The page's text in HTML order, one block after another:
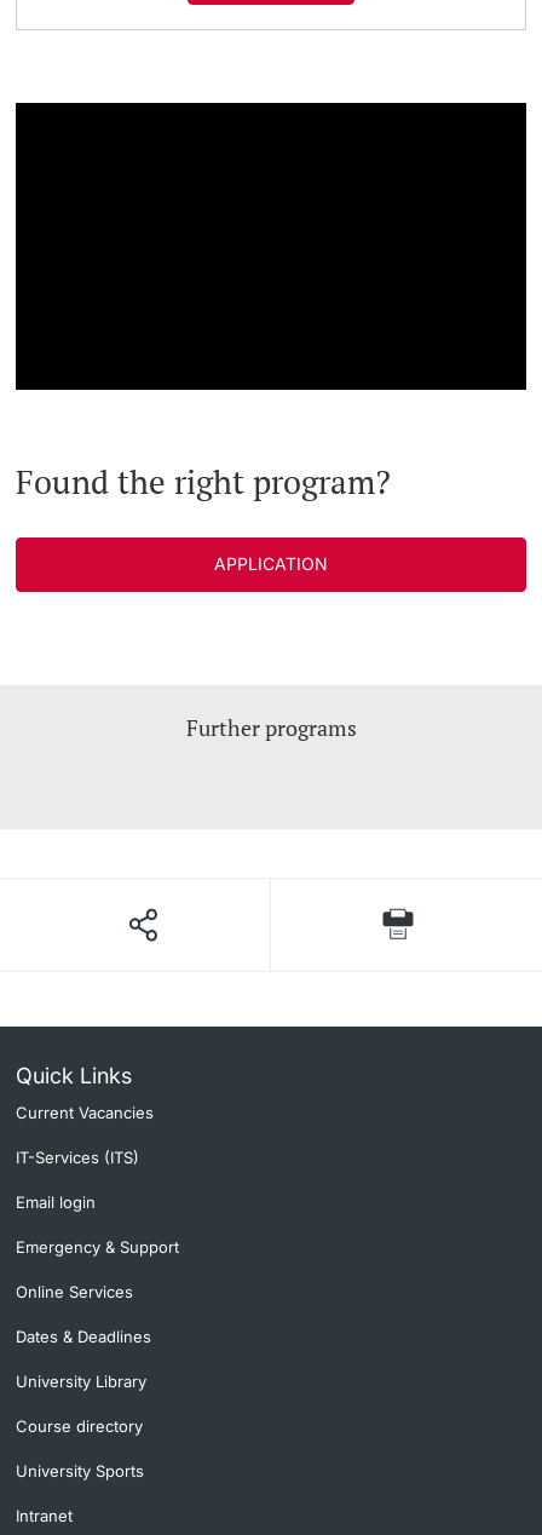
Found the right program?
APPLICATION
Further programs
Quick Links
Current Vacancies
IT-Services (ITS)
Email login
Emergency & Support
Online Services
Dates & Deadlines
University Library
Course directory
University Sports
Intranet